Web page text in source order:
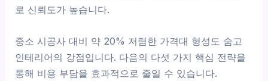
로 신뢰도가 높습니다.
중소 시공사 대비 약 20% 저렴한 가격대 형성도 숨고
인테리어의 강점입니다. 다음의 다섯 가지 핵심 전략을
통해 비용 부담을 효과적으로 줄일 수 있습니다.